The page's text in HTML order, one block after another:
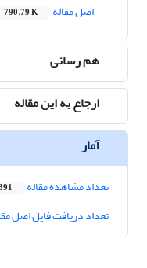
اصل مقاله
790.79 K
هم رسانی
ارجاع به این مقاله
آمار
تعداد مشاهده مقاله
تعداد دریافت فایل اصل